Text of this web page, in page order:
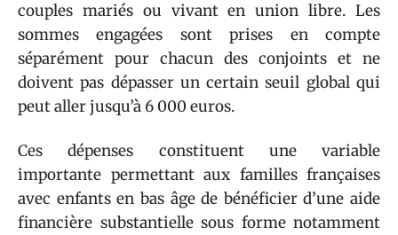
couples mariés ou vivant en union libre. Les
sommes engagées sont prises en compte
séparément pour chacun des conjoints et ne
doivent pas dépasser un certain seuil global qui
peut aller jusqu’à 6 000 euros.
Ces dépenses constituent une variable
importante permettant aux familles françaises
avec enfants en bas âge de bénéficier d’une aide
financière substantielle sous forme notamment